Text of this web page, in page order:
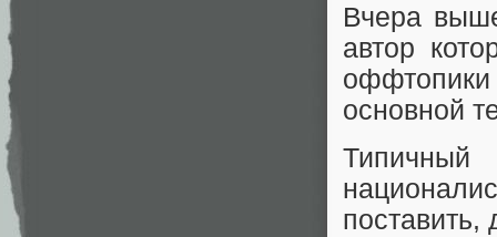
Вчера
автор
основной
поставить,